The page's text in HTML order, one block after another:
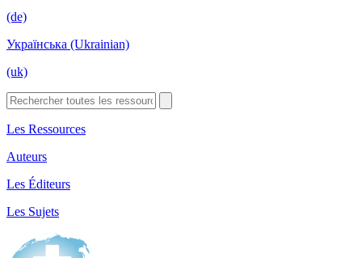
(de)
Українська (Ukrainian)
(uk)
Les Ressources
Auteurs
Les Éditeurs
Les Sujets